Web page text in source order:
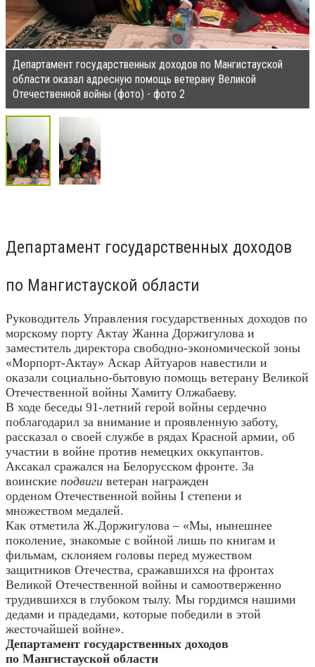
Департамент государственных доходов по Мангистауской
области оказал адресную помощь ветерану Великой
Отечественной войны (фото) - фото 2
Департамент государственных доходов
по Мангистауской области
Руководитель Управления государственных доходов по
морскому порту Актау Жанна Доржигулова и
заместитель директора свободно-экономической зоны
«Морпорт-Актау» Аскар Айтуаров навестили и
оказали социально-бытовую помощь ветерану Великой
Отечественной войны Хамиту Олжабаеву.
В ходе беседы 91-летний герой войны сердечно
поблагодарил за внимание и проявленную заботу,
рассказал о своей службе в рядах Красной армии, об
участии в войне против немецких оккупантов.
Аксакал сражался на Белорусском фронте. За
воинские подвиги ветеран награжден
орденом Отечественной войны I степени и
множеством медалей.
Как отметила Ж.Доржигулова – «Мы, нынешнее
поколение, знакомые с войной лишь по книгам и
фильмам, склоняем головы перед мужеством
защитников Отечества, сражавшихся на фронтах
Великой Отечественной войны и самоотверженно
трудившихся в глубоком тылу. Мы гордимся нашими
дедами и прадедами, которые победили в этой
жесточайшей войне».
Департамент государственных доходов
по Мангистауской области